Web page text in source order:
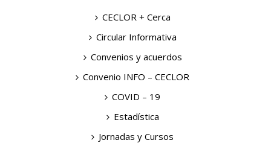
CECLOR + Cerca
Circular Informativa
Convenios y acuerdos
Convenio INFO – CECLOR
COVID – 19
Estadística
Jornadas y Cursos